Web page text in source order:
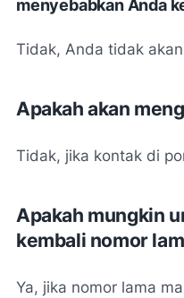
menyebabkan Anda
Tidak, Anda tidak
Apakah akan
Tidak, jika kontak di
Apakah mungkin
kembali nomor
Ya, jika nomor lama